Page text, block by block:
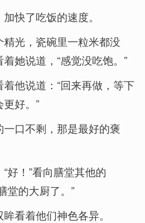
快了吃饭的速度。
光，瓷碗里一粒米都没
她说道，“感觉没吃饱。”
他说道：“回来再做，等下
好。”
口不剩，那是最好的褒
好！”看向膳堂其他的
堂的大厨了。”
看着他们神色各异。